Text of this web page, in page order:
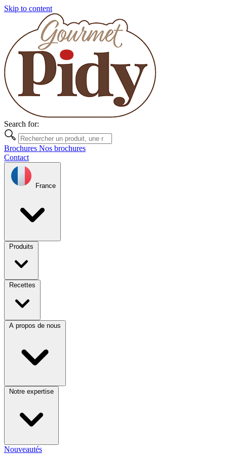
Skip to content
Search for:
Brochures Nos brochures
Contact
France
Produits
Recettes
A propos de nous
Notre expertise
Nouveautés